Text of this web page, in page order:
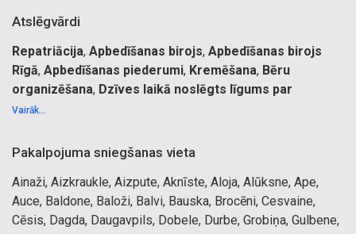
Atslēgvārdi
Repatriācija, Apbedīšanas birojs, Apbedīšanas birojs
Rīgā, Apbedīšanas piederumi, Kremēšana, Bēru
organizēšana, Dzīves laikā noslēgts līgums par
kremēšanu
Kremācija
Repatriācija
Eshumācija
Apbedīšanas pakalpojumi
Vairāk...
Pakalpojuma sniegšanas vieta
Ainaži, Aizkraukle, Aizpute, Aknīste, Aloja, Alūksne, Ape,
Auce, Baldone, Baloži, Balvi, Bauska, Brocēni, Cesvaine,
Cēsis, Dagda, Daugavpils, Dobele, Durbe, Grobiņa, Gulbene,